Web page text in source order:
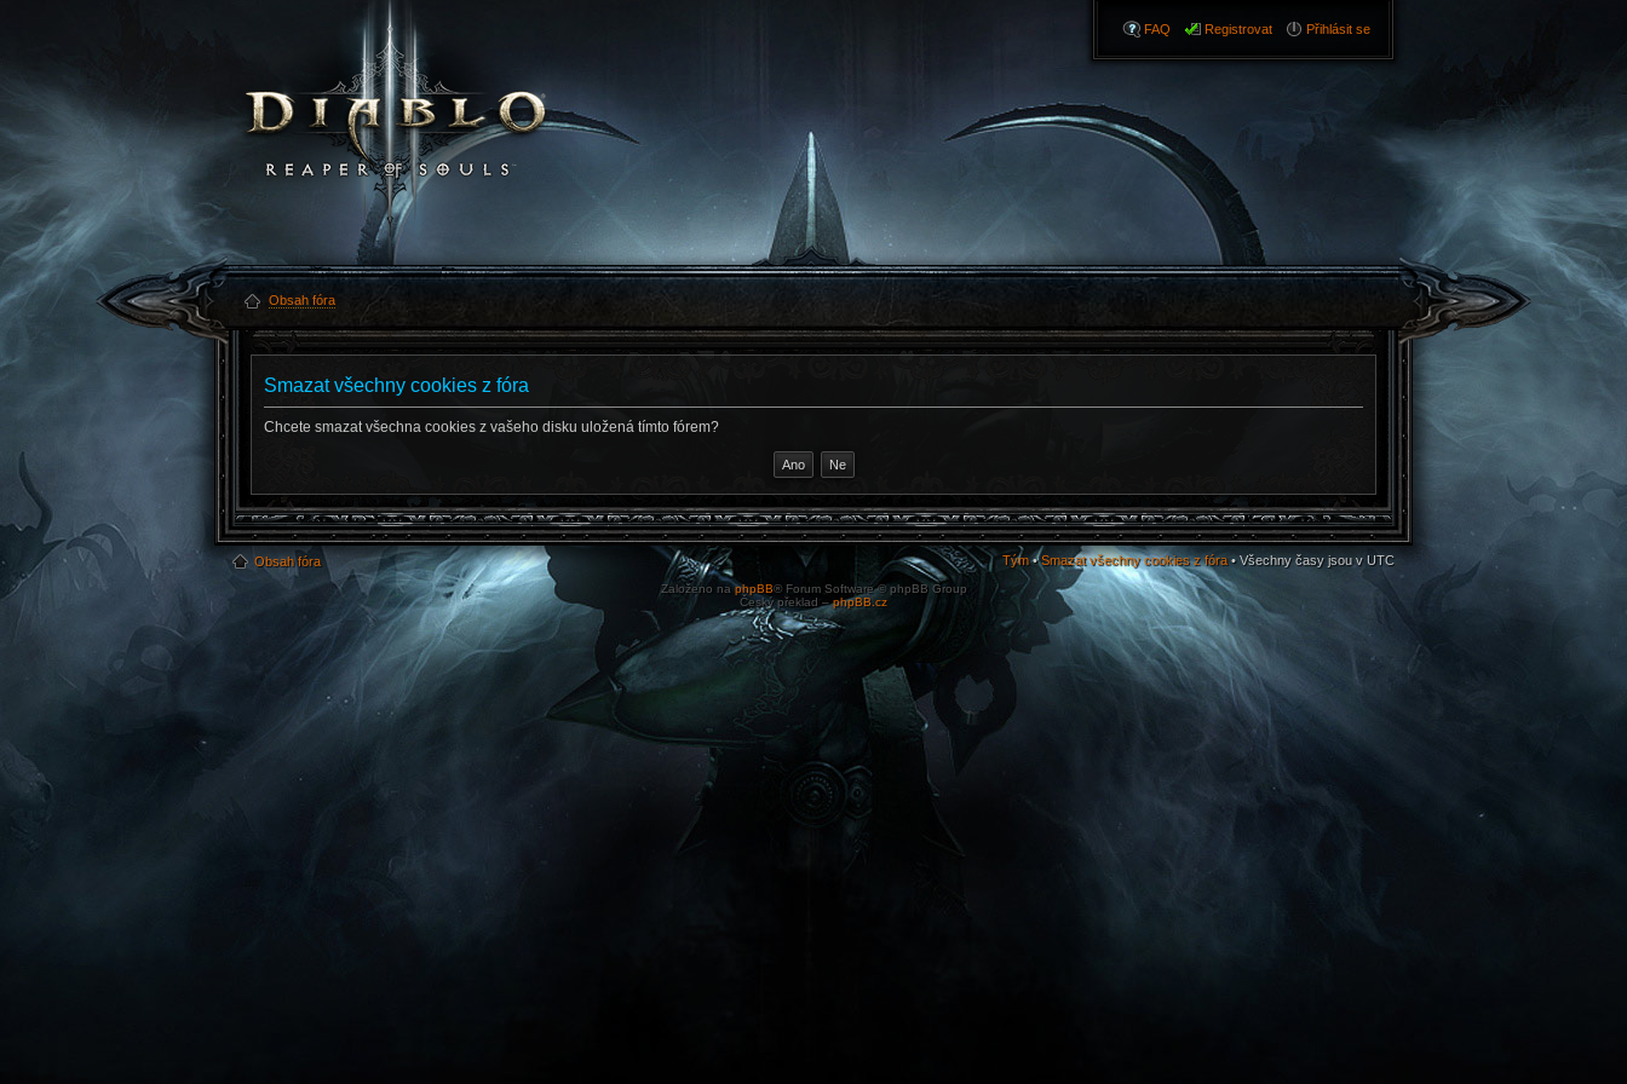
FAQ Registrovat Přihlásit se
Obsah fóra
Smazat všechny cookies z fóra
Chcete smazat všechna cookies z vašeho disku uložená tímto fórem?
Obsah fóra Tým•Smazat všechny cookies z fóra • Všechny časy jsou v UTC
Založeno naphpBB® Forum Software © phpBB Group
Český překlad –phpBB.cz